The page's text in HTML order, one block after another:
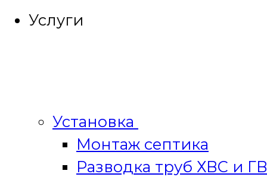
Услуги
Установка
Монтаж септика
Разводка труб ХВС и